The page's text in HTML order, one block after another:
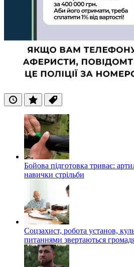
ОстанніПопулярні
Теги
Бойова підготовка триває:
навички стрільби
Соцзахист, робота установ,
питаннями звертаються